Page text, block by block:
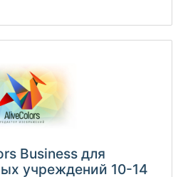
Business для
учреждений 10-14